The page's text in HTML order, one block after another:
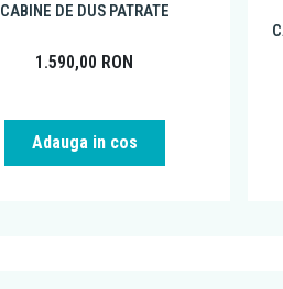
CABINE DE DUS PATRATE
1.590,00 RON
Adauga in cos